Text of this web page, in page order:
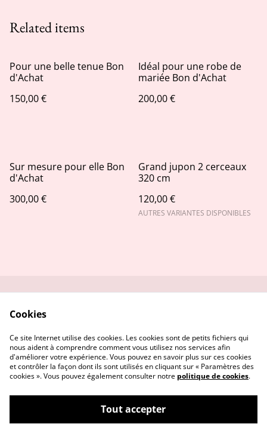
Related items
Pour une belle tenue Bon
d'Achat
150,00 €
Idéal pour une robe de
mariée Bon d'Achat
200,00 €
Sur mesure pour elle Bon
d'Achat
300,00 €
Grand jupon 2 cerceaux
320 cm
120,00 €
AUTRES VARIANTES DISPONIBLES
Confidentialité
Maryline Devaux Atelier Mariage &
Cookies
Ce site Internet utilise des cookies. Les cookies sont de petits fichiers qui
nous aident à comprendre comment vous utilisez nos services afin
d'améliorer votre expérience. Vous pouvez en savoir plus sur ces cookies
et contrôler la façon dont ils sont utilisés en cliquant sur « Paramètres des
cookies ». Vous pouvez également consulter notre politique de cookies.
Tout accepter